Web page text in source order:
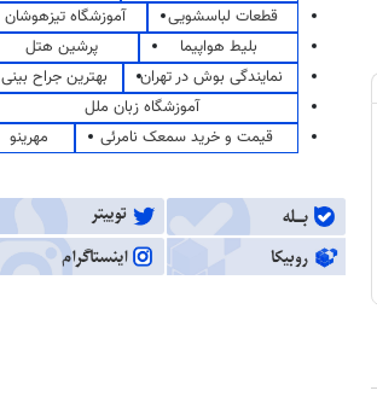
قطعات لباسشویی
آموزشگاه تیزهوشان
بلیط هواپیما
پرشین هتل
نمایندگی بوش در تهران
بهترین جراح بینی
آموزشگاه زبان ملل
قیمت و خرید سمعک نامرئی
مهرینو